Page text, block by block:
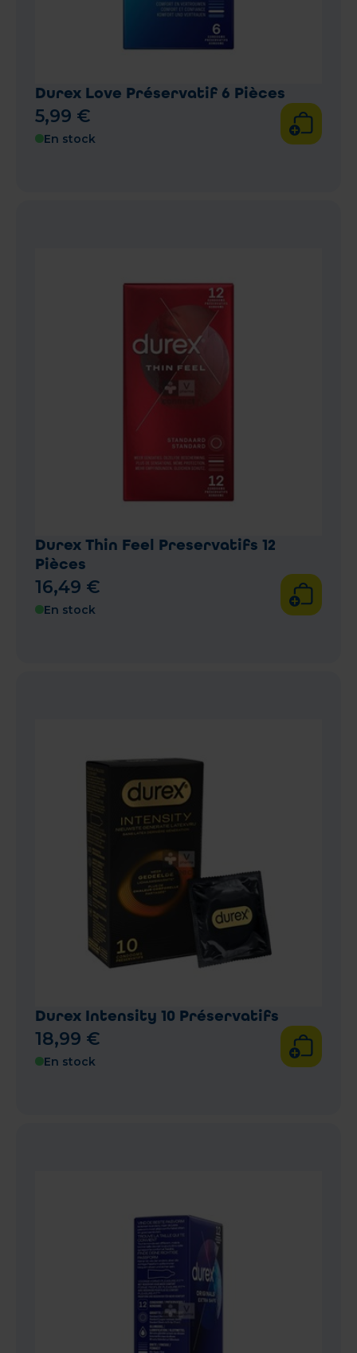
Durex Love Préservatif 6 Pièces
5,99 €
En stock
Durex Thin Feel Preservatifs 12
Pièces
16,49 €
En stock
Durex Intensity 10 Préservatifs
18,99 €
En stock